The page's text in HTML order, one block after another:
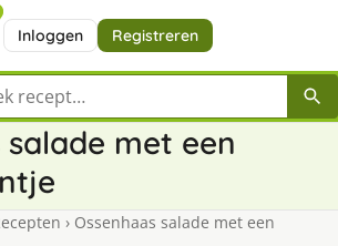
Inloggen Registreren
een recept
salade met een
› Ossenhaas salade met een